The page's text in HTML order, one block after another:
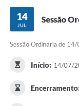
14
JUL
Sessão
Sessão Ordinária de
Início: 14/07/